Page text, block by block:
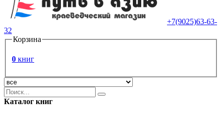
+7(9025)63-63-
32
Корзина
0 книг
Каталог книг